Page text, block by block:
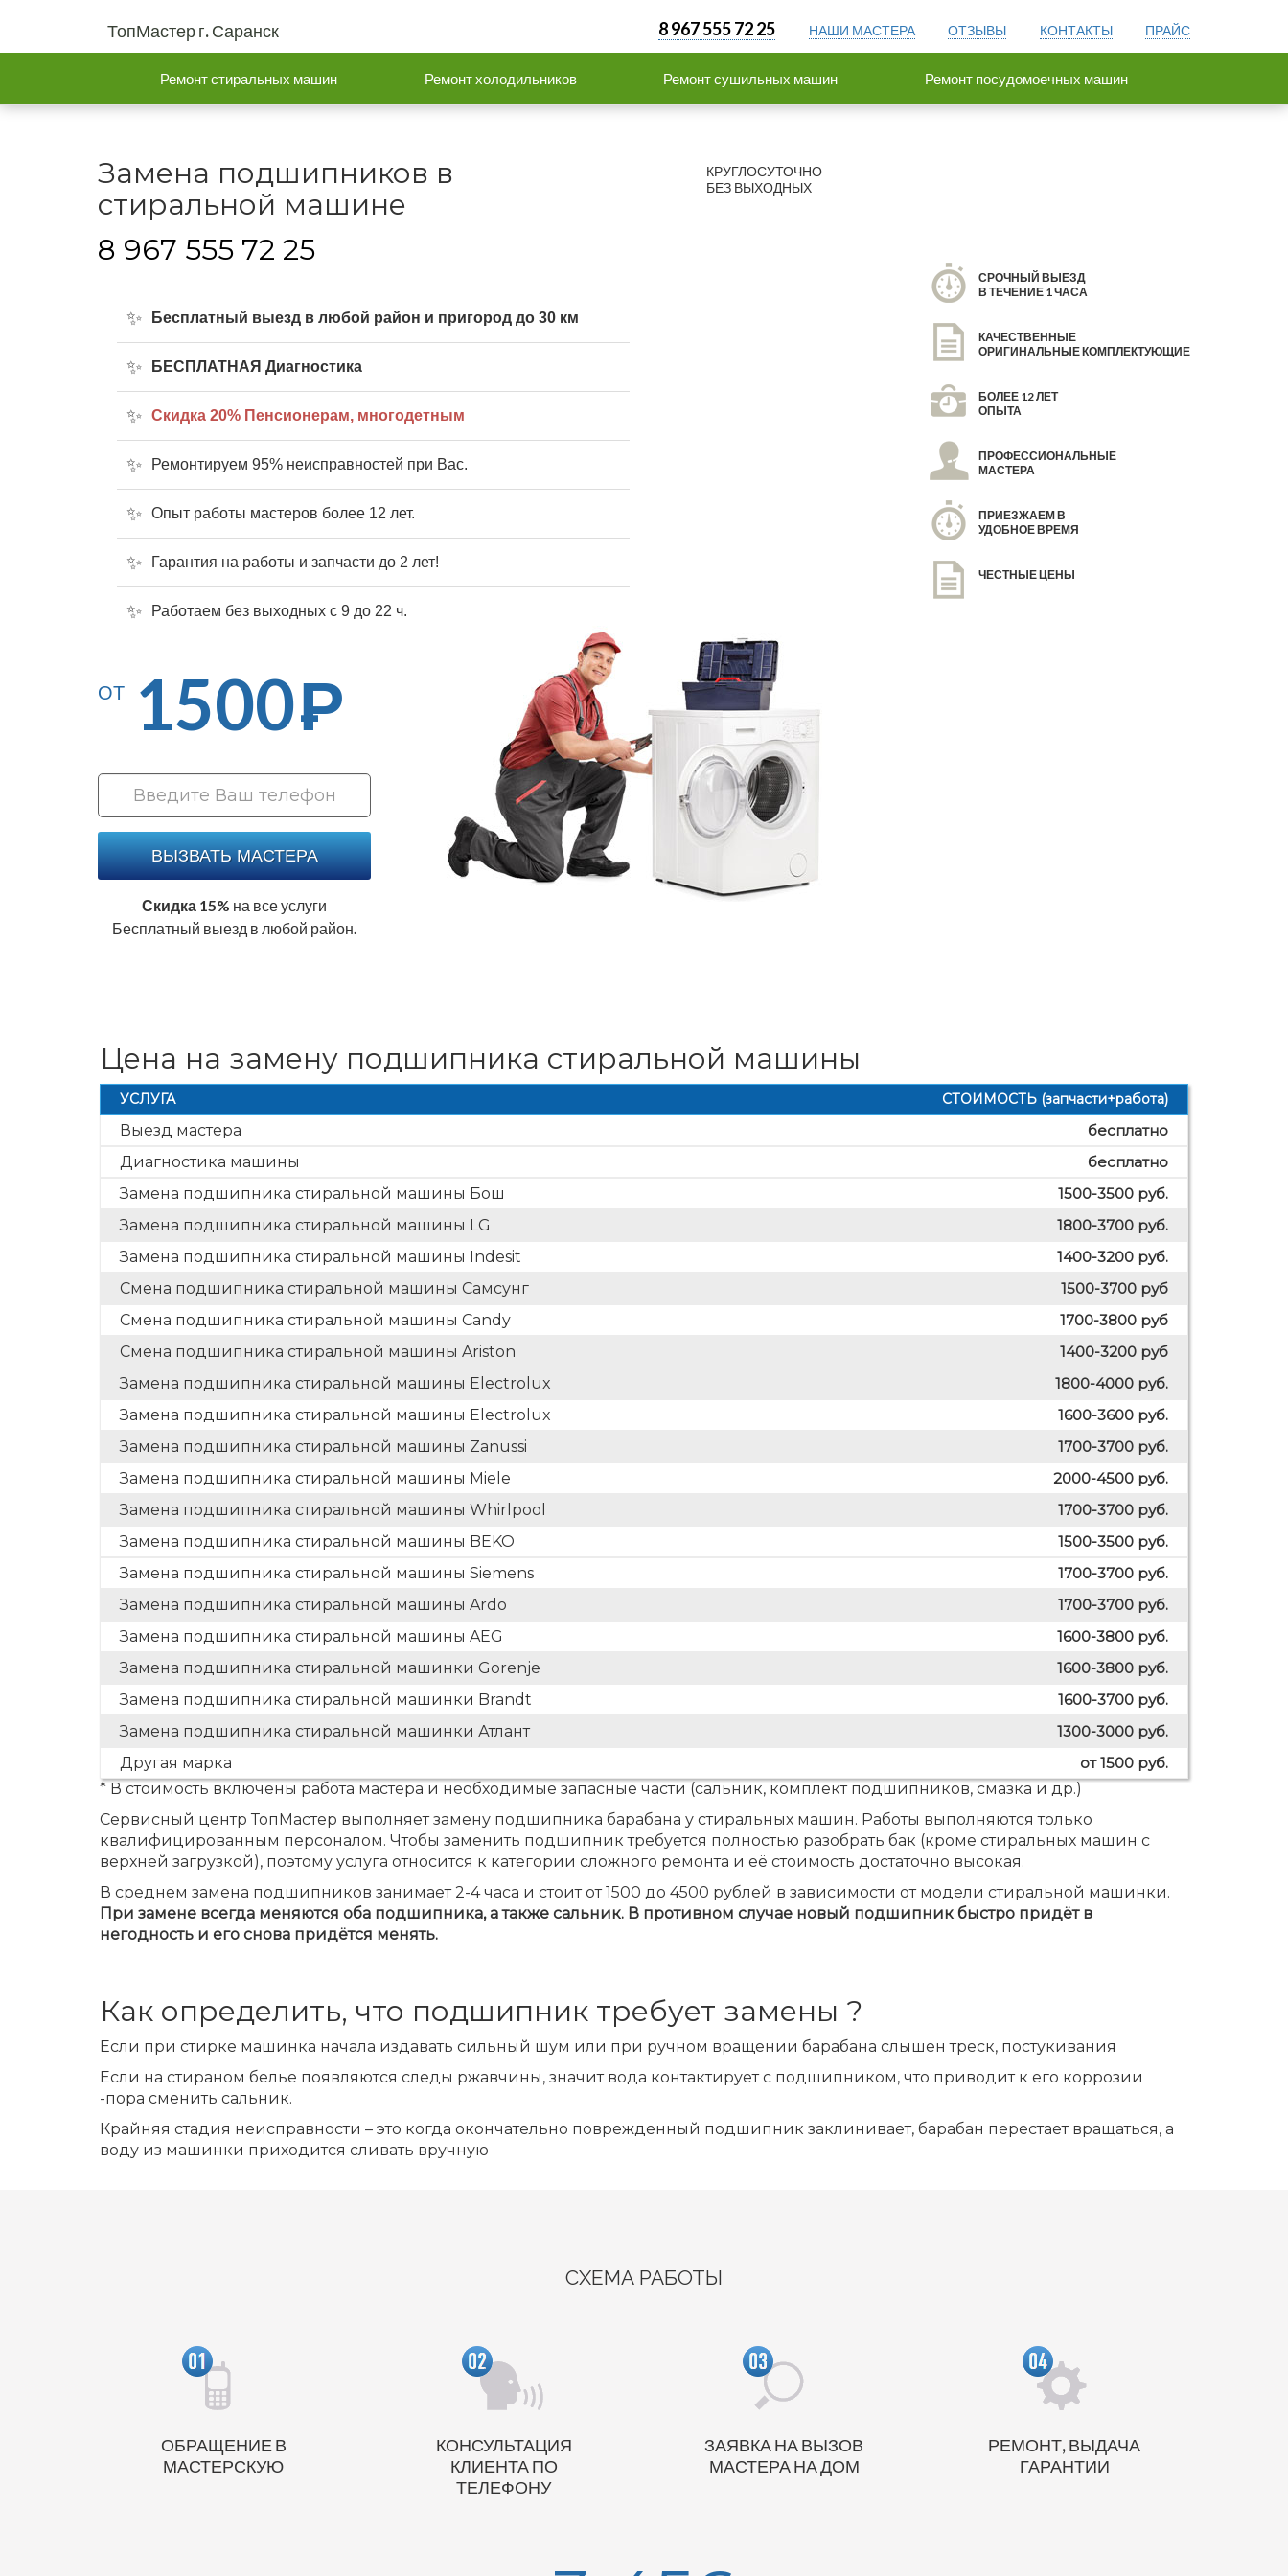
ТопМастер г. Саранск 8 967 555 72 25 НАШИ МАСТЕРА ОТЗЫВЫ КОНТАКТЫ ПРАЙС
Ремонт стиральных машин Ремонт холодильников Ремонт сушильных машин Ремонт посудомоечных машин
Замена подшипников в
стиральной машине
8 967 555 72 25
Бесплатный выезд в любой район и пригород до 30 км
БЕСПЛАТНАЯ Диагностика
Cкидка 20% Пенсионерам, многодетным
Ремонтируем 95% неисправностей при Вас.
Опыт работы мастеров более 12 лет.
Гарантия на работы и запчасти до 2 лет!
Работаем без выходных с 9 до 22 ч.
ОТ 1500Р
ВЫЗВАТЬ МАСТЕРА
Скидка 15% на все услуги
Бесплатный выезд в любой район.
КРУГЛОСУТОЧНО
БЕЗ ВЫХОДНЫХ
СРОЧНЫЙ ВЫЕЗД
В ТЕЧЕНИЕ 1 ЧАСА
КАЧЕСТВЕННЫЕ
ОРИГИНАЛЬНЫЕ КОМПЛЕКТУЮЩИЕ
БОЛЕЕ 12 ЛЕТ
ОПЫТА
ПРОФЕССИОНАЛЬНЫЕ
МАСТЕРА
ПРИЕЗЖАЕМ В
УДОБНОЕ ВРЕМЯ
ЧЕСТНЫЕ ЦЕНЫ
Цена на замену подшипника стиральной машины
УСЛУГА СТОИМОСТЬ (запчасти+работа)
Выезд мастера
бесплатно
Диагностика машины
бесплатно
Замена подшипника стиральной машины Бош
1500-3500 руб.
Замена подшипника стиральной машины LG
1800-3700 руб.
Замена подшипника стиральной машины Indesit
1400-3200 руб.
Смена подшипника стиральной машины Самсунг
1500-3700 руб
Смена подшипника стиральной машины Candy
1700-3800 руб
Смена подшипника стиральной машины Ariston
1400-3200 руб
Замена подшипника стиральной машины Electrolux
1800-4000 руб.
Замена подшипника стиральной машины Electrolux
1600-3600 руб.
Замена подшипника стиральной машины Zanussi
1700-3700 руб.
Замена подшипника стиральной машины Miele
2000-4500 руб.
Замена подшипника стиральной машины Whirlpool
1700-3700 руб.
Замена подшипника стиральной машины BEKO
1500-3500 руб.
Замена подшипника стиральной машины Siemens
1700-3700 руб.
Замена подшипника стиральной машины Ardo
1700-3700 руб.
Замена подшипника стиральной машины AEG
1600-3800 руб.
Замена подшипника стиральной машинки Gorenje
1600-3800 руб.
Замена подшипника стиральной машинки Brandt
1600-3700 руб.
Замена подшипника стиральной машинки Атлант
1300-3000 руб.
Другая марка
от 1500 руб.
* В стоимость включены работа мастера и необходимые запасные части (сальник, комплект подшипников, смазка и др.)
Сервисный центр ТопМастер выполняет замену подшипника барабана у стиральных машин. Работы выполняются только
квалифицированным персоналом. Чтобы заменить подшипник требуется полностью разобрать бак (кроме стиральных машин с
верхней загрузкой), поэтому услуга относится к категории сложного ремонта и её стоимость достаточно высокая.
В среднем замена подшипников занимает 2-4 часа и стоит от 1500 до 4500 рублей в зависимости от модели стиральной машинки.
При замене всегда меняются оба подшипника, а также сальник. В противном случае новый подшипник быстро придёт в
негодность и его снова придётся менять.
Как определить, что подшипник требует замены ?
Если при стирке машинка начала издавать сильный шум или при ручном вращении барабана слышен треск, постукивания
Если на стираном белье появляются следы ржавчины, значит вода контактирует с подшипником, что приводит к его коррозии
-пора сменить сальник.
Крайняя стадия неисправности – это когда окончательно поврежденный подшипник заклинивает, барабан перестает вращаться, а
воду из машинки приходится сливать вручную
СХЕМА РАБОТЫ
ОБРАЩЕНИЕ В
МАСТЕРСКУЮ
КОНСУЛЬТАЦИЯ
КЛИЕНТА ПО
ТЕЛЕФОНУ
ЗАЯВКА НА ВЫЗОВ
МАСТЕРА НА ДОМ
РЕМОНТ, ВЫДАЧА
ГАРАНТИИ